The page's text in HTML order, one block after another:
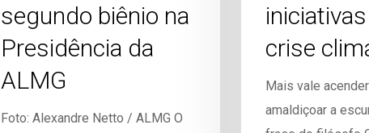
segundo biênio na
Presidência da
ALMG
Foto: Alexandre Netto / ALMG O
crise
Mais vale
amaldiçoar a